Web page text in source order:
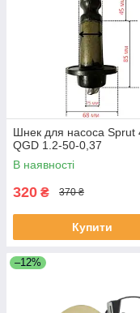
Шнек для насоса Sprut
QGD 1.2-50-0,37
В наявності
320 ₴ 370 ₴
Купити
–12%